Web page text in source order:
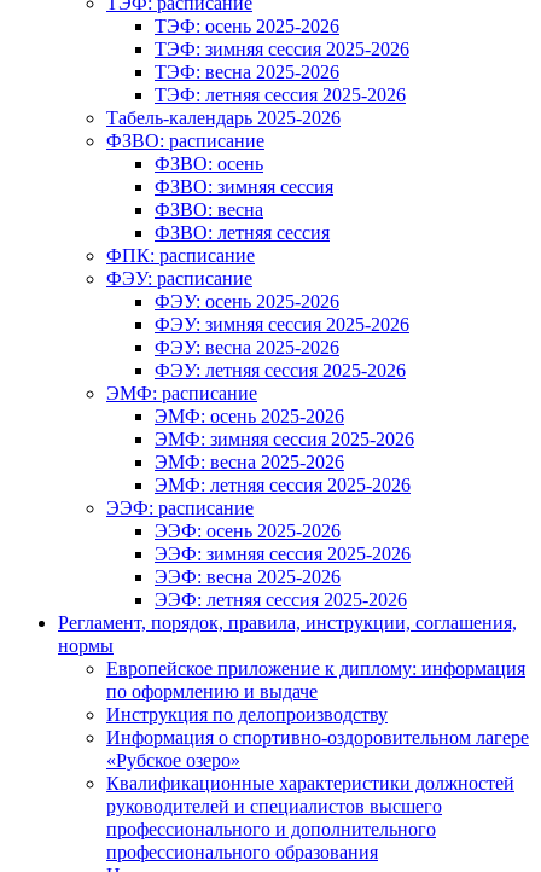
ТЭФ: осень 2025-2026
ТЭФ: зимняя сессия 2025-2026
ТЭФ: весна 2025-2026
ТЭФ: летняя сессия 2025-2026
Табель-календарь 2025-2026
ФЗВО: расписание
ФЗВО: осень
ФЗВО: зимняя сессия
ФЗВО: весна
ФЗВО: летняя сессия
ФПК: расписание
ФЭУ: расписание
ФЭУ: осень 2025-2026
ФЭУ: зимняя сессия 2025-2026
ФЭУ: весна 2025-2026
ФЭУ: летняя сессия 2025-2026
ЭМФ: расписание
ЭМФ: осень 2025-2026
ЭМФ: зимняя сессия 2025-2026
ЭМФ: весна 2025-2026
ЭМФ: летняя сессия 2025-2026
ЭЭФ: расписание
ЭЭФ: осень 2025-2026
ЭЭФ: зимняя сессия 2025-2026
ЭЭФ: весна 2025-2026
ЭЭФ: летняя сессия 2025-2026
Регламент, порядок, правила, инструкции, соглашения,
нормы
Европейское приложение к диплому: информация
по оформлению и выдаче
Инструкция по делопроизводству
Информация о спортивно-оздоровительном лагере
«Рубское озеро»
Квалификационные характеристики должностей
руководителей и специалистов высшего
профессионального и дополнительного
профессионального образования